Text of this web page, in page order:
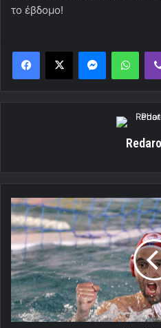
το έβδομο!
Messenger
Πω
-πω
τι
κάνει
ένας
Πάβιτς
!
(video)